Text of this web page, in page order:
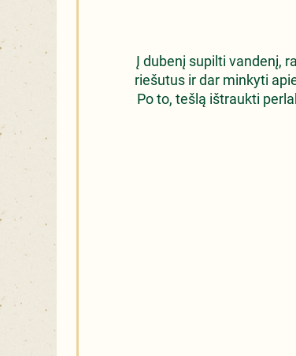
Į dubenį supilti vandenį,
riešutus ir dar minkyti
Po to, tešlą ištraukti